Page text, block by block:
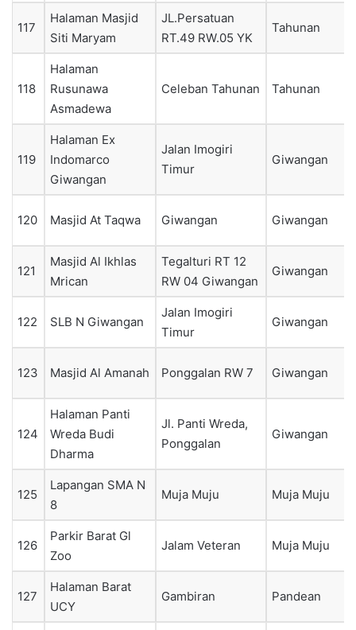
117
Halaman Masjid
Siti Maryam
JL.Persatuan
RT.49 RW.05 YK
Tahunan
118
Halaman
Rusunawa
Asmadewa
Celeban Tahunan Tahunan
119
Halaman Ex
Indomarco
Giwangan
Jalan Imogiri
Timur
Giwangan
120 Masjid At Taqwa Giwangan Giwangan
121
Masjid Al Ikhlas
Mrican
Tegalturi RT 12
RW 04 Giwangan
Giwangan
122 SLB N Giwangan
Jalan Imogiri
Timur
Giwangan
123 Masjid Al Amanah Ponggalan RW 7 Giwangan
124
Halaman Panti
Wreda Budi
Dharma
Jl. Panti Wreda,
Ponggalan
Giwangan
125
Lapangan SMA N
8
Muja Muju Muja Muju
126
Parkir Barat Gl
Zoo
Jalam Veteran Muja Muju
127
Halaman Barat
UCY
Gambiran Pandean